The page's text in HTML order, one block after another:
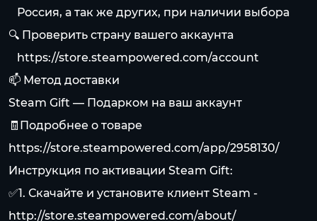
⠀Россия, а так же других, при наличии выбора
🔍 Проверить страну вашего аккаунта
https://store.steampowered.com/account
📫 Метод доставки
Steam Gift — Подарком на ваш аккаунт
🧾Подробнее о товаре
https://store.steampowered.com/app/2958130/
Инструкция по активации Steam Gift:
✅1. Скачайте и установите клиент Steam -
http://store.steampowered.com/about/